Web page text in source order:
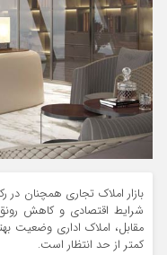
بازار املاک تجاری همچنان
شرایط اقتصادی و کاهش
مقابل، املاک اداری وضعیت
کمتر از حد انتظار است.